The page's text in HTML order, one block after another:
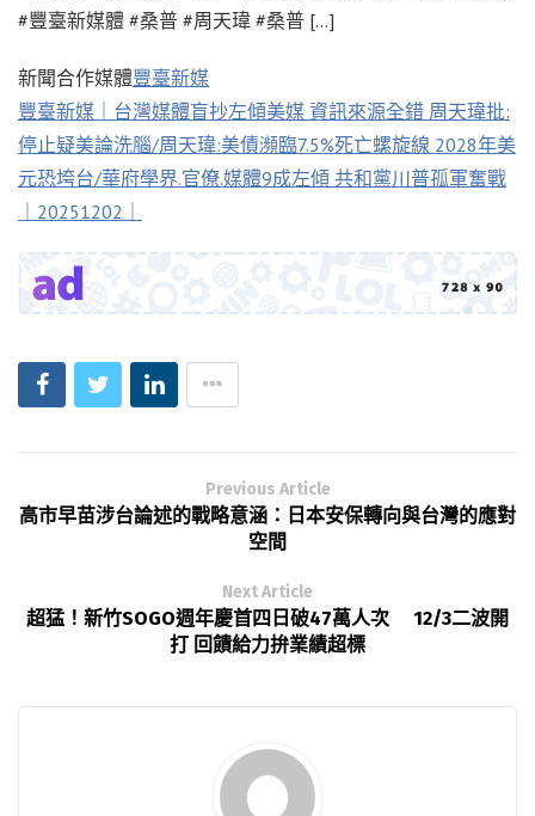
#豐臺新媒體 #桑普 #周天瑋 #桑普 […]
新聞合作媒體豐臺新媒
豐臺新媒｜台灣媒體盲抄左傾美媒 資訊來源全錯 周天瑋批:
停止疑美論洗腦/周天瑋:美債瀕臨7.5%死亡螺旋線 2028年美
元恐垮台/華府學界.官僚.媒體9成左傾 共和黨川普孤軍奮戰
｜20251202｜
Previous Article
高市早苗涉台論述的戰略意涵：日本安保轉向與台灣的應對
空間
Next Article
超猛！新竹SOGO週年慶首四日破47萬人次 12/3二波開
打 回饋給力拚業績超標